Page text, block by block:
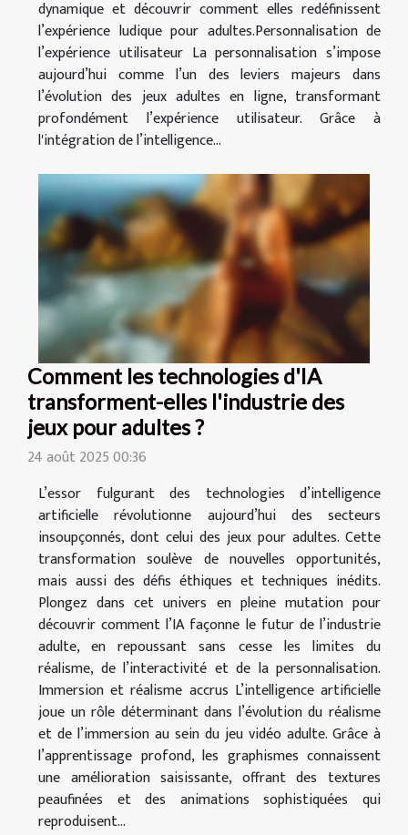
dynamique et découvrir comment elles redéfinissent
l’expérience ludique pour adultes.Personnalisation de
l’expérience utilisateur La personnalisation s’impose
aujourd’hui comme l’un des leviers majeurs dans
l’évolution des jeux adultes en ligne, transformant
profondément l’expérience utilisateur. Grâce à
l'intégration de l’intelligence...
Comment les technologies d'IA
transforment-elles l'industrie des
jeux pour adultes ?
24 août 2025 00:36
L’essor fulgurant des technologies d’intelligence
artificielle révolutionne aujourd’hui des secteurs
insoupçonnés, dont celui des jeux pour adultes. Cette
transformation soulève de nouvelles opportunités,
mais aussi des défis éthiques et techniques inédits.
Plongez dans cet univers en pleine mutation pour
découvrir comment l’IA façonne le futur de l’industrie
adulte, en repoussant sans cesse les limites du
réalisme, de l’interactivité et de la personnalisation.
Immersion et réalisme accrus L’intelligence artificielle
joue un rôle déterminant dans l’évolution du réalisme
et de l’immersion au sein du jeu vidéo adulte. Grâce à
l’apprentissage profond, les graphismes connaissent
une amélioration saisissante, offrant des textures
peaufinées et des animations sophistiquées qui
reproduisent...